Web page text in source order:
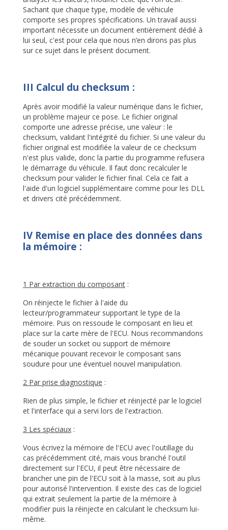
Sachant que chaque type, modèle de véhicule
comporte ses propres spécifications. Un travail aussi
important nécessite un document entièrement dédié à
lui seul, c'est pour cela que nous n’en dirons pas plus
sur ce sujet dans le présent document.
III Calcul du checksum :
Après avoir modifié la valeur numérique dans le fichier,
un problème majeur ce pose. Le fichier original
comporte une adresse précise, une valeur : le
checksum, validant l'intégrité du fichier. Si une valeur du
fichier original est modifiée la valeur de ce checksum
n'est plus valide, donc la partie du programme refusera
le démarrage du véhicule. Il faut donc recalculer le
checksum pour valider le fichier final. Cela ce fait a
l'aide d'un logiciel supplémentaire comme pour les DLL
et drivers cité précédemment.
IV Remise en place des données dans
la mémoire :
1 Par extraction du composant :
On réinjecte le fichier à l'aide du
lecteur/programmateur supportant le type de la
mémoire. Puis on ressoude le composant en lieu et
place sur la carte mère de l'ECU. Nous recommandons
de souder un socket ou support de mémoire
mécanique pouvant recevoir le composant sans
soudure pour une éventuel nouvel manipulation.
2 Par prise diagnostique :
Rien de plus simple, le fichier et réinjecté par le logiciel
et l'interface qui a servi lors de l'extraction.
3 Les spéciaux :
Vous écrivez la mémoire de l'ECU avec l'outillage du
cas précédemment cité, mais vous branché l'outil
directement sur l'ECU, il peut être nécessaire de
brancher une pin de l'ECU soit à la masse, soit au plus
pour autorisé l'intervention. Il existe des cas de logiciel
qui extrait seulement la partie de la mémoire à
modifier puis la réinjecte en calculant le checksum lui-
même.